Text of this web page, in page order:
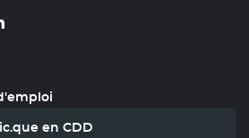
Facebook
sur Youtube
fenêtre
nous sur Instagram
fenêtre
nous sur Linkedin
- Nouvelle fenêtre
en CDD